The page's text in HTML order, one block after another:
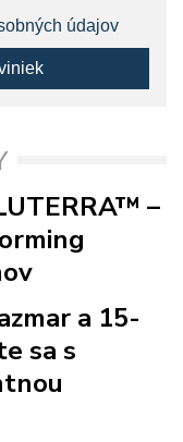
údajov
–
a 15-
sa s